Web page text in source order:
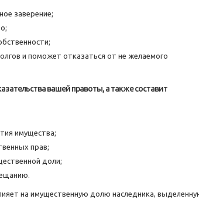
заверение;
и поможет отказаться от не желаемого
вашей правоты, а также составит
имущества;
прав;
доли;
на имущественную долю наследника,